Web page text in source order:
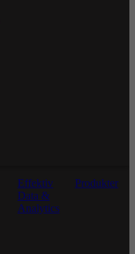
Effektiv
Data &
Analytics
Produkter